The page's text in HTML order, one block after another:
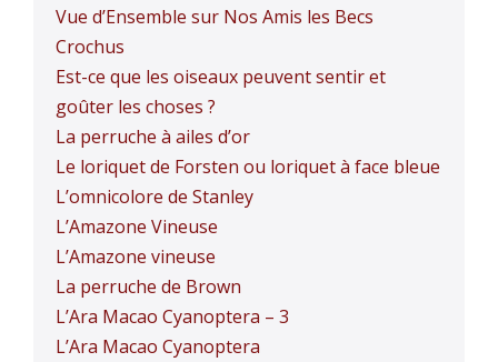
Vue d’Ensemble sur Nos Amis les Becs
Crochus
Est-ce que les oiseaux peuvent sentir et
goûter les choses ?
La perruche à ailes d’or
Le loriquet de Forsten ou loriquet à face bleue
L’omnicolore de Stanley
L’Amazone Vineuse
L’Amazone vineuse
La perruche de Brown
L’Ara Macao Cyanoptera – 3
L’Ara Macao Cyanoptera